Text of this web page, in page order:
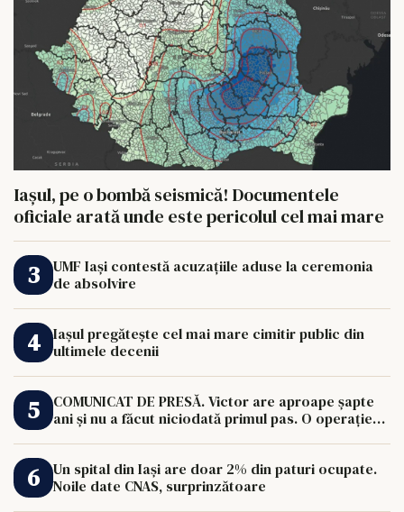
Iașul, pe o bombă seismică! Documentele
oficiale arată unde este pericolul cel mai mare
UMF Iași contestă acuzațiile aduse la ceremonia
de absolvire
Iașul pregătește cel mai mare cimitir public din
ultimele decenii
COMUNICAT DE PRESĂ. Victor are aproape șapte
ani și nu a făcut niciodată primul pas. O operație
Un spital din Iași are doar 2% din paturi ocupate.
Noile date CNAS, surprinzătoare